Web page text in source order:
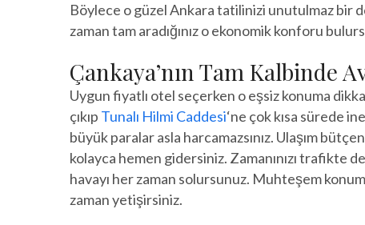
Böylece o güzel Ankara tatilinizi unutulmaz bir
zaman tam aradığınız o ekonomik konforu
Çankaya’nın Tam Kalbinde
Uygun fiyatlı otel seçerken o eşsiz konuma
çıkıp Tunalı Hilmi Caddesi‘ne çok kısa sürede
büyük paralar asla harcamazsınız. Ulaşım
kolayca hemen gidersiniz. Zamanınızı trafikte
havayı her zaman solursunuz. Muhteşem
zaman yetişirsiniz.